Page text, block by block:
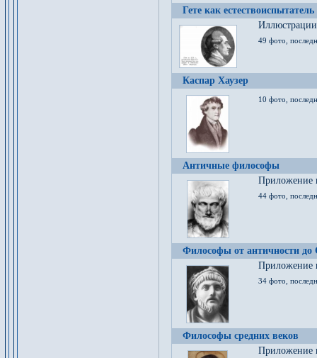
Гете как естествоиспытатель
49 фото,
Каспар Хаузер
10 фото,
Античные философы
Приложение
44 фото,
Философы от античности до
Приложение
34 фото,
Философы средних веков
Приложение